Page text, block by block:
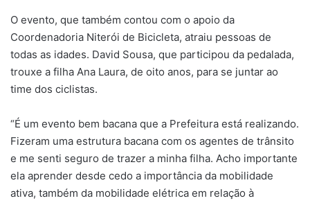
O evento, que também contou com o apoio da
Coordenadoria Niterói de Bicicleta, atraiu pessoas de
todas as idades. David Sousa, que participou da pedalada,
trouxe a filha Ana Laura, de oito anos, para se juntar ao
time dos ciclistas.
“É um evento bem bacana que a Prefeitura está realizando.
Fizeram uma estrutura bacana com os agentes de trânsito
e me senti seguro de trazer a minha filha. Acho importante
ela aprender desde cedo a importância da mobilidade
ativa, também da mobilidade elétrica em relação à